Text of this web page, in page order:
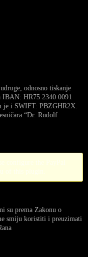
odnosno tiskanje
IBAN: HR75 2340 0091
je i SWIFT: PBZGHR2X.
“Dr. Rudolf
su prema Zakonu o
smiju koristiti i preuzimati